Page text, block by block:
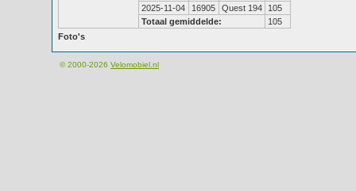
2025-11-04
16905 Quest 194
105
Totaal gemiddelde:
105
Foto's
© 2000-2026 Velomobiel.nl